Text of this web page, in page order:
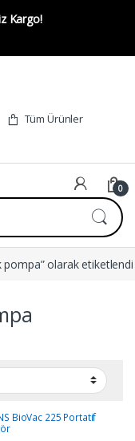
Kargo!
Tüm Ürünler
0
olarak etiketlendi
BioVac 225 Portatif